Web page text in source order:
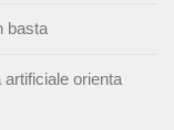
basta
artificiale orienta